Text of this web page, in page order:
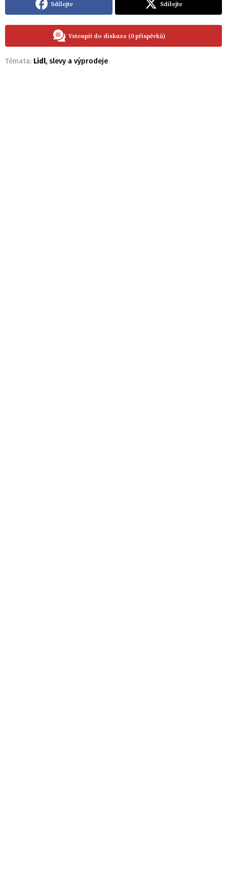
Sdílejte Sdílejte
Vstoupit do diskuze (0 příspěvků)
Témata: Lidl, slevy a výprodeje